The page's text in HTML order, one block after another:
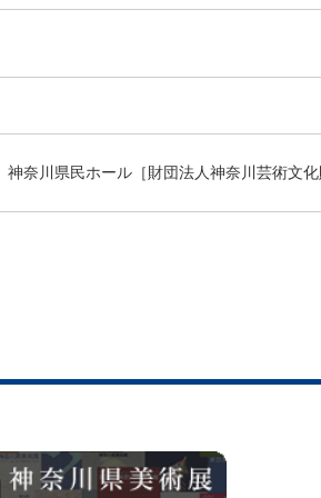
神奈川県民ホール［財団法人神奈川芸術文化